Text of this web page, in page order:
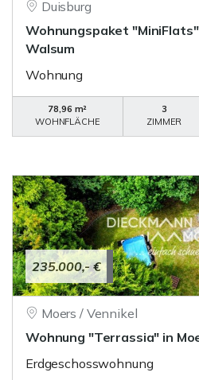
Duisburg
Wohnungspaket
Walsum
Wohnung
78,96 m²
WOHNFLÄCHE
3
ZIMMER
235.000,- €
Moers / Vennikel
Wohnung "Terrassia" in
Erdgeschosswohnung